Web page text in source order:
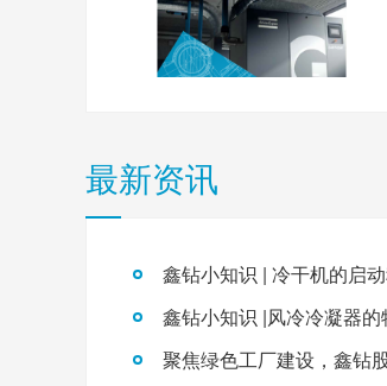
最新资讯
鑫钻小知识 | 冷干机的启动
鑫钻小知识 |风冷冷凝器的